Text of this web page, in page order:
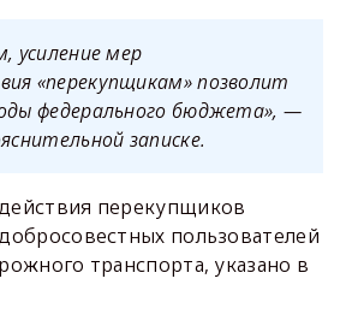
усиление мер
«перекупщикам» позволит
федерального бюджета», —
записке.
перекупщиков
пользователей
транспорта, указано в